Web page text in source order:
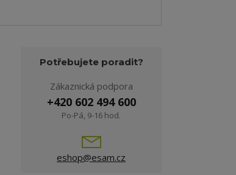
Potřebujete poradit?
Zákaznická podpora
+420 602 494 600
Po-Pá, 9-16 hod.
eshop@esam.cz